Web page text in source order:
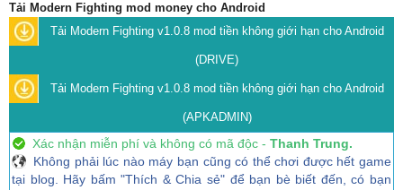
Tải Modern Fighting mod money cho Android
Tải Modern Fighting v1.0.8 mod tiền không giới hạn cho Android
(DRIVE)
Tải Modern Fighting v1.0.8 mod tiền không giới hạn cho Android
(APKADMIN)
Xác nhận miễn phí và không có mã độc - Thanh Trung.
Không phải lúc nào máy bạn cũng có thể chơi được hết game
tại blog. Hãy bấm "Thích & Chia sẻ" để bạn bè biết đến, có bạn